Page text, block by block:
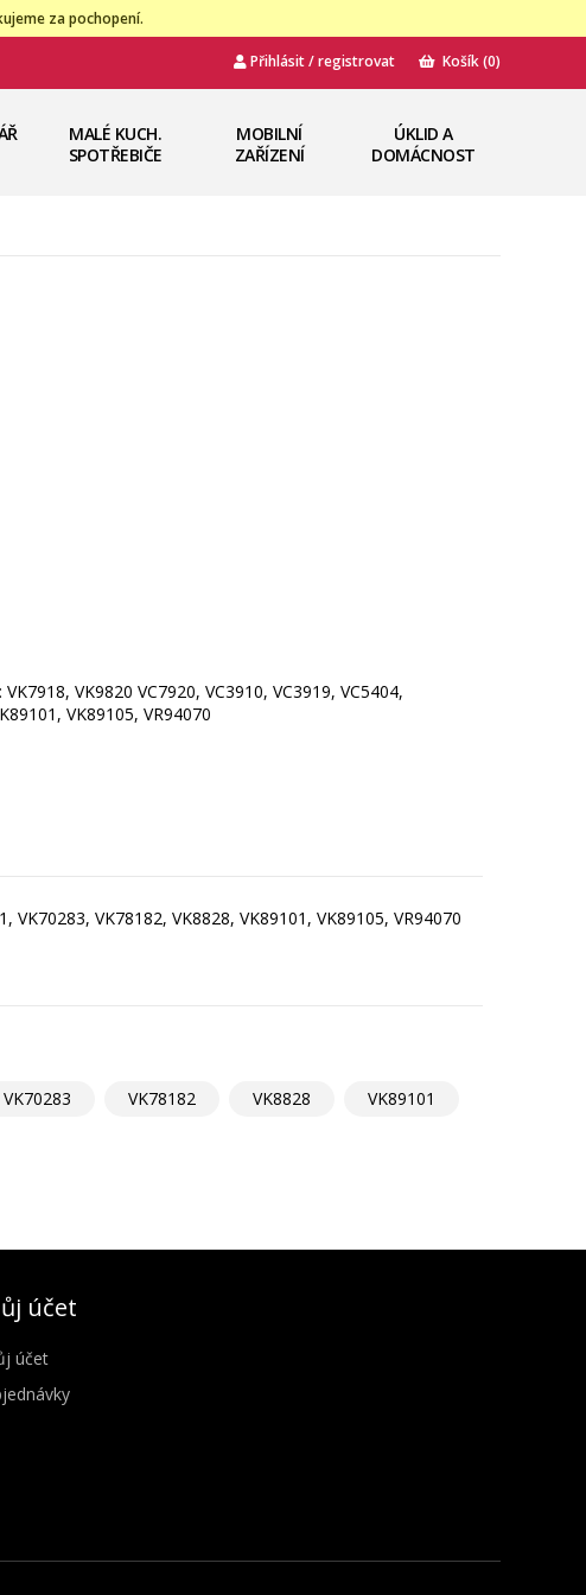
za pochopení.
Přihlásit / registrovat Košík(0)
MALÉ KUCH.
SPOTŘEBIČE
MOBILNÍ
ZAŘÍZENÍ
ÚKLID A
DOMÁCNOST
VK9820 VC7920, VC3910, VC3919, VC5404,
VK70283, VK78182, VK8828, VK89101, VK89105, VR94070
VK70283 VK78182 VK8828
VK89101
účet
účet